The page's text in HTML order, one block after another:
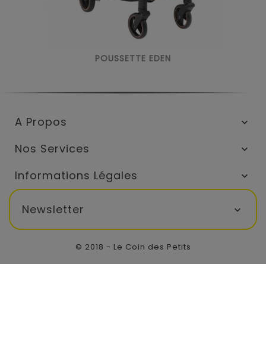
POUSSETTE EDEN
A Propos 
Nos Services 
Informations Légales 
Newsletter 
© 2018 - Le Coin des Petits